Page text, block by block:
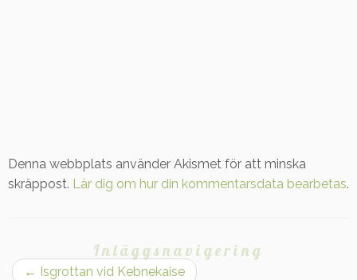
Denna webbplats använder Akismet för att minska
skräppost. Lär dig om hur din kommentarsdata bearbetas.
Inläggsnavigering
← Isgrottan vid Kebnekaise